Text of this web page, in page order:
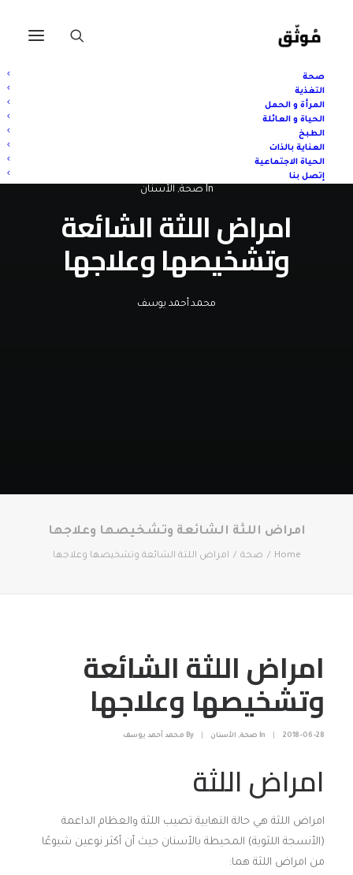
صحة
التغذية
المرأة و الحمل
الحياة و العائلة
الطبخ
العناية بالذات
الحياة الاجتماعية
إتصل بنا
In صحة, الأسنان
امراض اللثة الشائعة
وتشخيصها وعلاجها
محمد أحمد يوسف
امراض اللثة الشائعة وتشخيصها وعلاجها
Home صحة امراض اللثة الشائعة وتشخيصها وعلاجها
امراض اللثة الشائعة
وتشخيصها وعلاجها
2018-06-28
In صحة, الأسنان By محمد أحمد يوسف
امراض اللثة
امراض اللثة هي حالة التهابية تصيب اللثة والعظام الداعمة
(الأنسجة اللثوية) المحيطة بالأسنان حيث أن أكثر نوعين شيوعًا
من امراض اللثة هما: